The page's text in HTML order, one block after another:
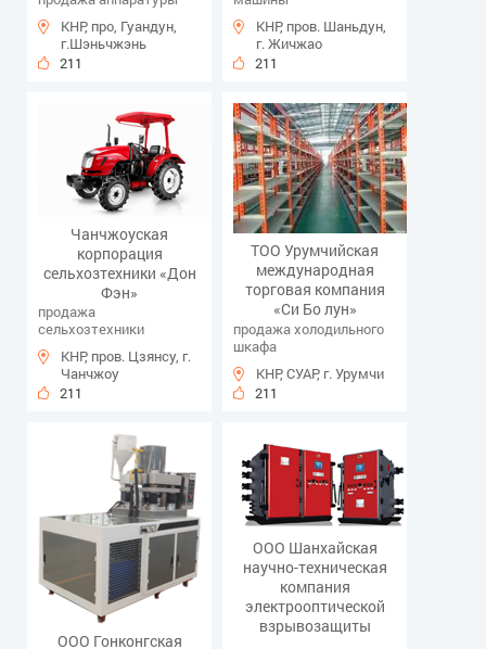
КНР, про, Гуандун,
г.Шэньчжэнь
211
КНР, пров. Шаньдун,
г. Жичжао
211
Чанчжоуская
корпорация
сельхозтехники «Дон
Фэн»
продажа
сельхозтехники
КНР, пров. Цзянсу, г.
Чанчжоу
211
ТОО Урумчийская
международная
торговая компания
«Си Бо лун»
продажа холодильного
шкафа
КНР, СУАР, г. Урумчи
211
ООО Гонконгская
ООО Шанхайская
научно-техническая
компания
электрооптической
взрывозащиты